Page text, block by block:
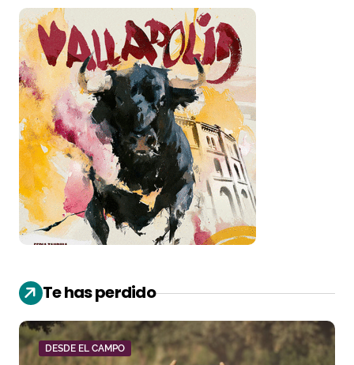
Te has perdido
DESDE EL CAMPO